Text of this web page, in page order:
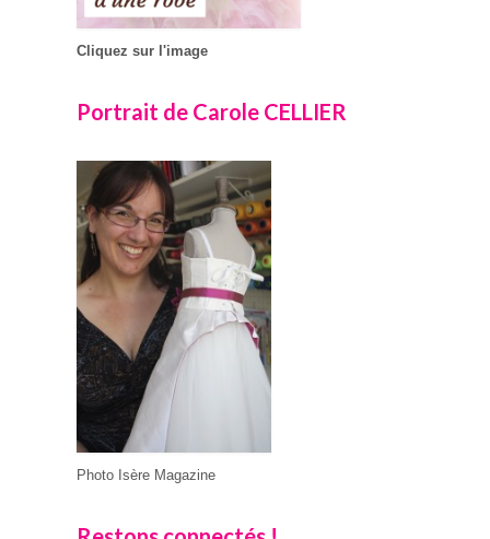
Cliquez sur l'image
Portrait de Carole CELLIER
Photo Isère Magazine